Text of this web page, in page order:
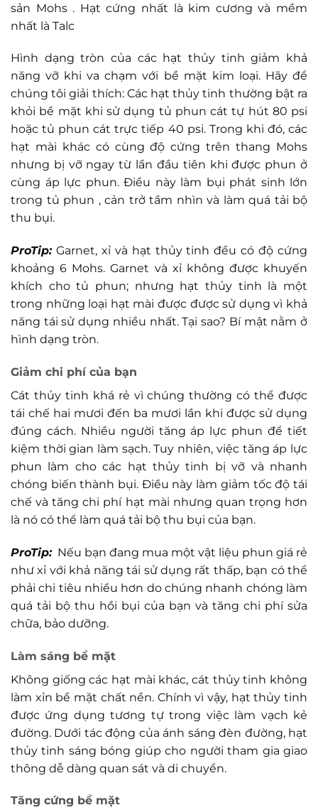
sản Mohs . Hạt cứng nhất là kim cương và mềm
nhất là Talc
Hình dạng tròn của các hạt thủy tinh giảm khả
năng vỡ khi va chạm với bề mặt kim loại. Hãy để
chúng tôi giải thích: Các hạt thủy tinh thường bật ra
khỏi bề mặt khi sử dụng tủ phun cát tự hút 80 psi
hoặc tủ phun cát trực tiếp 40 psi. Trong khi đó, các
hạt mài khác có cùng độ cứng trên thang Mohs
nhưng bị vỡ ngay từ lần đầu tiên khi được phun ở
cùng áp lực phun. Điều này làm bụi phát sinh lớn
trong tủ phun , cản trở tầm nhìn và làm quá tải bộ
thu bụi.
ProTip:Garnet, xỉ và hạt thủy tinh đều có độ cứng
khoảng 6 Mohs. Garnet và xỉ không được khuyến
khích cho tủ phun; nhưng hạt thủy tinh là một
trong những loại hạt mài được được sử dụng vì khả
năng tái sử dụng nhiều nhất. Tại sao? Bí mật nằm ở
hình dạng tròn.
Giảm chi phí của bạn
Cát thủy tinh khá rẻ vì chúng thường có thể được
tái chế hai mươi đến ba mươi lần khi được sử dụng
đúng cách. Nhiều người tăng áp lực phun để tiết
kiệm thời gian làm sạch. Tuy nhiên, việc tăng áp lực
phun làm cho các hạt thủy tinh bị vỡ và nhanh
chóng biến thành bụi. Điều này làm giảm tốc độ tái
chế và tăng chi phí hạt mài nhưng quan trọng hơn
là nó có thể làm quá tải bộ thu bụi của bạn.
ProTip:Nếu bạn đang mua một vật liệu phun giá rẻ
như xỉ với khả năng tái sử dụng rất thấp, bạn có thể
phải chi tiêu nhiều hơn do chúng nhanh chóng làm
quá tải bộ thu hồi bụi của bạn và tăng chi phí sửa
chữa, bảo dưỡng.
Làm sáng bề mặt
Không giống các hạt mài khác, cát thủy tinh không
làm xỉn bề mặt chất nền. Chính vì vậy, hạt thủy tinh
được ứng dụng tương tự trong việc làm vạch kẻ
đường. Dưới tác động của ánh sáng đèn đường, hạt
thủy tinh sáng bóng giúp cho người tham gia giao
thông dễ dàng quan sát và di chuyển.
Tăng cứng bề mặt